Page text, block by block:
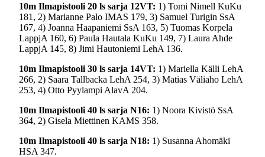
10m Ilmapistooli 20 ls sarja 12VT: 1) Tomi Nimell KuKu
181, 2) Marianne Palo IMAS 179, 3) Samuel Turigin SsA
167, 4) Joanna Haapaniemi SsA 163, 5) Tuomas Korpela
LappjA 160, 6) Paula Hautala KuKu 149, 7) Laura Ahde
LappjA 145, 8) Jimi Hautoniemi LehA 136.
10m Ilmapistooli 30 ls sarja 14VT: 1) Mariella Källi LehA
266, 2) Saara Tallbacka LehA 254, 3) Matias Väliaho LehA
253, 4) Otto Pyylampi AlavA 204.
10m Ilmapistooli 40 ls sarja N16: 1) Noora Kivistö SsA
364, 2) Gisela Miettinen KAMS 358.
10m Ilmapistooli 40 ls sarja N18: 1) Susanna Ahomäki
HSA 347.